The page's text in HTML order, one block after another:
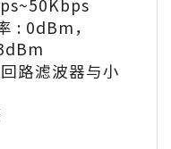
: 0dBm，
路滤波器与小